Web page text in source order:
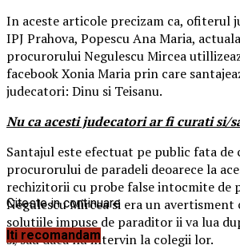
In aceste articole precizam ca, ofiterul
IPJ Prahova, Popescu Ana Maria,
procurorului Negulescu Mircea
facebook Xonia Maria prin care
judecatori: Dinu si Teisanu.
Nu ca acesti judecatori ar fi curati si/
Santajul este efectuat pe public fata de
procurorului de paradeli deoarece la
rechizitorii cu probe false intocmite de
Negulescu Mircea si era un avertisment
solutiile impuse de paraditor ii va lua
si/sau daca nu intervin la colegii lor.
Citeste in continuare
Iti recomandam